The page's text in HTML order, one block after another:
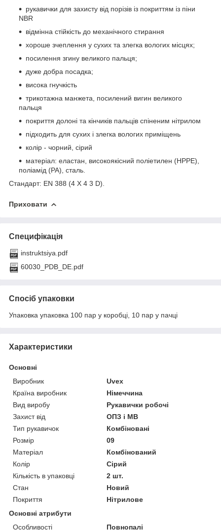
рукавички для захисту від порізів із покриттям із піни
NBR
відмінна стійкість до механічного стирання
хороше зчеплення у сухих та злегка вологих місцях;
посилення згину великого пальця;
дуже добра посадка;
висока гнучкість
трикотажна манжета, посилений вигин великого
пальця
покриття долоні та кінчиків пальців спіненим нітрилом
підходить для сухих і злегка вологих приміщень
колір - чорний, сірий
матеріал: еластан, високоякісний поліетилен (HPPE),
поліамід (PA), сталь.
Стандарт: EN 388 (4 X 4 3 D).
Приховати
Специфікація
instruktsiya.pdf
60030_PDB_DE.pdf
Спосіб упаковки
Упаковка упаковка 100 пар у коробці, 10 пар у пачці
Характеристики
Основні
Виробник
Uvex
Країна виробник
Німеччина
Вид виробу
Рукавички робочі
Захист від
ОПЗ і МВ
Тип рукавичок
Комбіновані
Розмір
09
Матеріал
Комбінований
Колір
Сірий
Кількість в упаковці
2 шт.
Стан
Новий
Покриття
Нітрилове
Основні атрибути
Особливості
Повнопалі